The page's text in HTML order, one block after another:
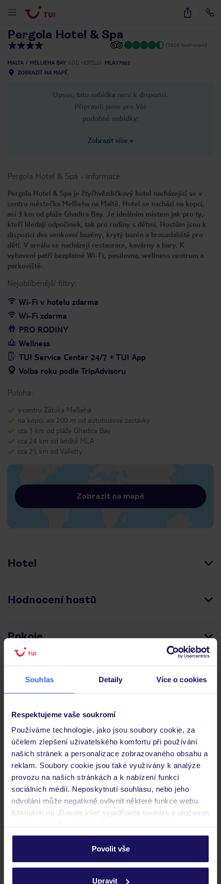
Souhlas Detaily Více o cookies
Respektujeme vaše soukromí
Používáme technologie, jako jsou soubory cookie, za
účelem zlepšení uživatelského komfortu při používání
našich stránek a personalizace zobrazovaného obsahu a
reklam. Soubory cookie jsou také využívány k analýze
provozu na našich stránkách a k nabízení funkcí
sociálních médií. Neposkytnutí souhlasu, nebo jeho
odvolání může negativně ovlivnit některé funkce webu.
Kliknutím na „Povolit vše“ vyjadřujete souhlas s uložením
personalizovat v sekci „Personalizace“.
Podrobné informace o souborech cookie naleznete v
Povolit vše
Upravit
34
Pergola Hotel & Spa
(3620 hodnocení)
MALTA MELLIEHA BAY KÓD HOTELU
MLA17003
ZOBRAZIT NA MAPĚ
Upsss, tato nabídka není k dispozici.
Připravili jsme pro Vás
podobné nabídky:
Zobrazit více »
Pergola Hotel & Spa - informace
Pergola Hotel & Spa je čtyřhvězdičkový hotel nacházející se v
centru městečka Mellieha na Maltě. Hotel se nachází na kopci,
asi 3 km od pláže Ghadira Bay. Je ideálním místem jak pro ty,
kteří hledají odpočinek, tak pro rodiny s dětmi. Hostům jsou k
dispozici dva venkovní bazény, krytý bazén a brouzdaliště pro
děti. V areálu se nacházejí restaurace, kavárny a bary. K
vybavení patří bezplatné Wi-Fi, posilovna, wellness centrum a
parkoviště.
Nejoblíbenější filtry:
Wi-Fi v hotelu zdarma
Wi-Fi zdarma
PRO RODINY
Wellness
TUI Service Center 24/7 + TUI App
Volba roku podle TripAdvisoru
Poloha:
v centru Zátoka Mellieha
na kopci, asi 200 m od autobusové zastávky
cca 3 km od pláže Ghadira Bay
cca 24 km od letiště MLA
cca 25 km od Valletty
Zobrazit na mapě
Hotel
Hodnocení hostů
Pokoje
Důležité informace
Často kladené otázky
Jaké doklady jsou potřebné při cestování?
Budeme ubytováni ihned po příjezdu do hotelu?
Kam jít po přistání a vyzvednutí zavazadel?
Zobrazit další